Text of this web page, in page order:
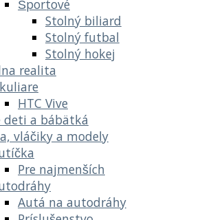
Športové
Stolný biliard
Stolný futbal
Stolný hokej
realita
HTC Vive
deti a bábätká
vláčiky a modely
Pre najmenších
Autá na autodráhy